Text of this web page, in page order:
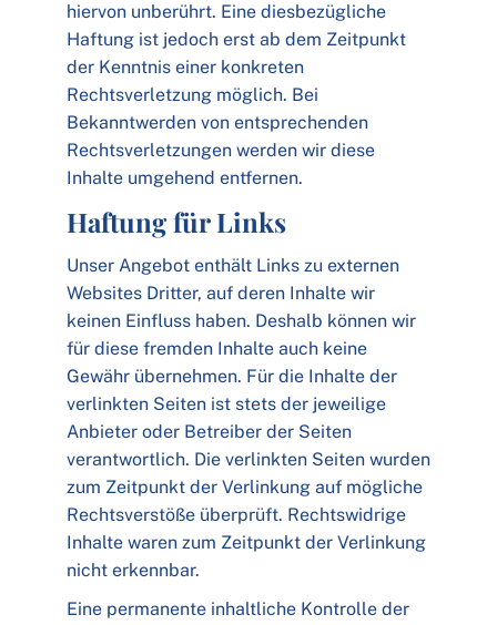
hiervon unberührt. Eine diesbezügliche
Haftung ist jedoch erst ab dem Zeitpunkt
der Kenntnis einer konkreten
Rechtsverletzung möglich. Bei
Bekanntwerden von entsprechenden
Rechtsverletzungen werden wir diese
Inhalte umgehend entfernen.
Haftung für Links
Unser Angebot enthält Links zu externen
Websites Dritter, auf deren Inhalte wir
keinen Einfluss haben. Deshalb können wir
für diese fremden Inhalte auch keine
Gewähr übernehmen. Für die Inhalte der
verlinkten Seiten ist stets der jeweilige
Anbieter oder Betreiber der Seiten
verantwortlich. Die verlinkten Seiten wurden
zum Zeitpunkt der Verlinkung auf mögliche
Rechtsverstöße überprüft. Rechtswidrige
Inhalte waren zum Zeitpunkt der Verlinkung
nicht erkennbar.
Eine permanente inhaltliche Kontrolle der